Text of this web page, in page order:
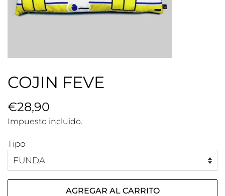
COJIN FEVE
Precio
habitual
€28,90
venta
Impuesto incluido.
Tipo
AGREGAR AL CARRITO